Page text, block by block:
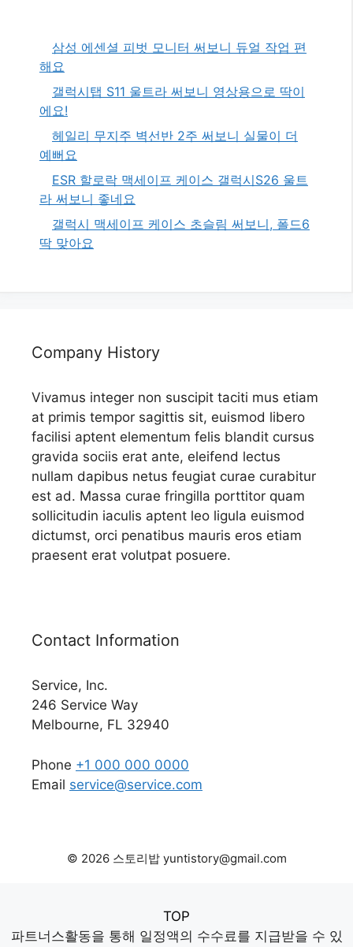
삼성 에센셜 피벗 모니터 써보니 듀얼 작업 편
해요
갤럭시탭 S11 울트라 써보니 영상용으로 딱이
에요!
헤일리 무지주 벽선반 2주 써보니 실물이 더
예뻐요
ESR 할로락 맥세이프 케이스 갤럭시S26 울트
라 써보니 좋네요
갤럭시 맥세이프 케이스 초슬림 써보니, 폴드6
딱 맞아요
Company History
Vivamus integer non suscipit taciti mus etiam
at primis tempor sagittis sit, euismod libero
facilisi aptent elementum felis blandit cursus
gravida sociis erat ante, eleifend lectus
nullam dapibus netus feugiat curae curabitur
est ad. Massa curae fringilla porttitor quam
sollicitudin iaculis aptent leo ligula euismod
dictumst, orci penatibus mauris eros etiam
praesent erat volutpat posuere.
Contact Information
Service, Inc.
246 Service Way
Melbourne, FL 32940
Phone +1 000 000 0000
Email service@service.com
© 2026 스토리밥 yuntistory@gmail.com
TOP
파트너스활동을 통해 일정액의 수수료를 지급받을 수 있